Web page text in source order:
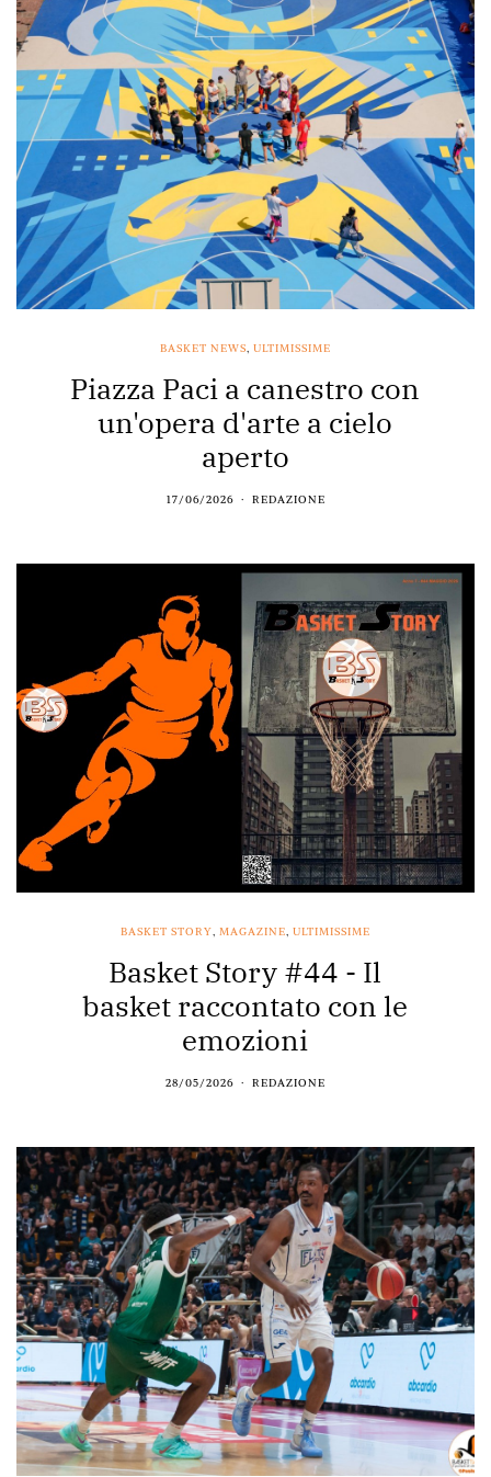
BASKET NEWS, ULTIMISSIME
Piazza Paci a canestro con
un'opera d'arte a cielo
aperto
17/06/2026 REDAZIONE
BASKET STORY, MAGAZINE, ULTIMISSIME
Basket Story #44 - Il
basket raccontato con le
emozioni
28/05/2026 REDAZIONE